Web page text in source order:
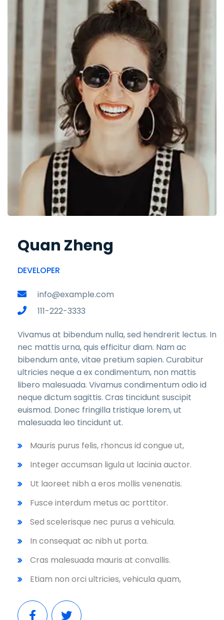
Quan Zheng
DEVELOPER
info@example.com
111-222-3333
Vivamus at bibendum nulla, sed hendrerit lectus. In
nec mattis urna, quis efficitur diam. Nam ac
bibendum ante, vitae pretium sapien. Curabitur
ultricies neque a ex condimentum, non mattis
libero malesuada. Vivamus condimentum odio id
neque dictum sagittis. Cras tincidunt suscipit
euismod. Donec fringilla tristique lorem, ut
malesuada leo tincidunt ut.
Mauris purus felis, rhoncus id congue ut,
Integer accumsan ligula ut lacinia auctor.
Ut laoreet nibh a eros mollis venenatis.
Fusce interdum metus ac porttitor.
Sed scelerisque nec purus a vehicula.
In consequat ac nibh ut porta.
Cras malesuada mauris at convallis.
Etiam non orci ultricies, vehicula quam,